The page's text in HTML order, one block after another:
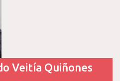
Veitía Quiñones